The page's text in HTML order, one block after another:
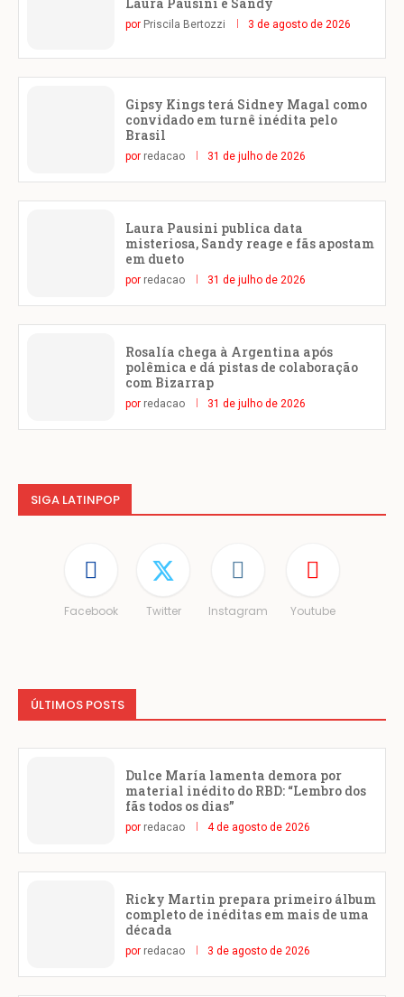
por Priscila Bertozzi 3 de agosto de 2026
Gipsy Kings terá Sidney Magal como
convidado em turnê inédita pelo
Brasil
por redacao 31 de julho de 2026
Laura Pausini publica data
misteriosa, Sandy reage e fãs apostam
em dueto
por redacao 31 de julho de 2026
Rosalía chega à Argentina após
polêmica e dá pistas de colaboração
com Bizarrap
por redacao 31 de julho de 2026
SIGA LATINPOP
Facebook Twitter Instagram Youtube
ÚLTIMOS POSTS
Dulce María lamenta demora por
material inédito do RBD: “Lembro dos
fãs todos os dias”
por redacao 4 de agosto de 2026
Ricky Martin prepara primeiro álbum
completo de inéditas em mais de uma
década
por redacao 3 de agosto de 2026